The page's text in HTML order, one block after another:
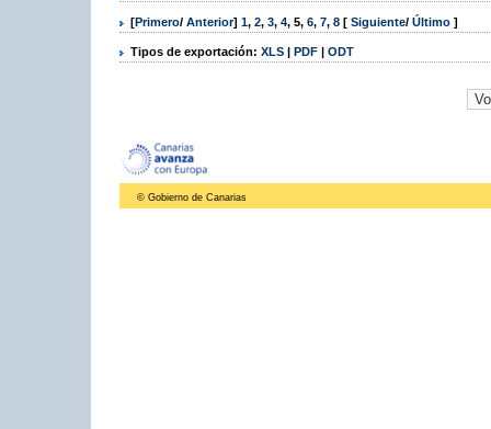
[Primero/ Anterior] 1, 2, 3, 4, 5, 6, 7, 8 [ Siguiente/ Último ]
Tipos de exportación: XLS | PDF | ODT
© Gobierno de Canarias